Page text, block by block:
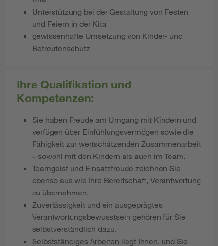
Unterstützung bei der Gestaltung von Festen
und Feiern in der Kita
gewissenhafte Umsetzung von Kinder- und
Betreutenschutz
Ihre Qualifikation und
Kompetenzen:
Sie haben Freude am Umgang mit Kindern und
verfügen über Einfühlungsvermögen sowie die
Fähigkeit zur wertschätzenden Zusammenarbeit
– sowohl mit den Kindern als auch im Team.
Teamgeist und Einsatzfreude zeichnen Sie
ebenso aus wie Ihre Bereitschaft, Verantwortung
zu übernehmen.
Zuverlässigkeit und ein ausgeprägtes
Verantwortungsbewusstsein gehören für Sie
selbstverständlich dazu.
Selbstständiges Arbeiten liegt Ihnen, und Sie